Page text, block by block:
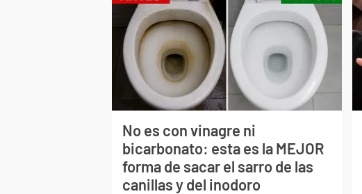
No es con vinagre ni
bicarbonato: esta es la MEJOR
forma de sacar el sarro de las
canillas y del inodoro